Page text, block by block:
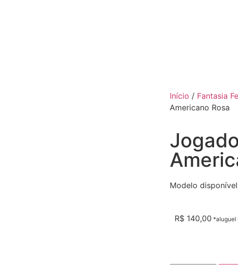
Início / Fantasia
Americano Rosa
Modelo
R$ 140,00